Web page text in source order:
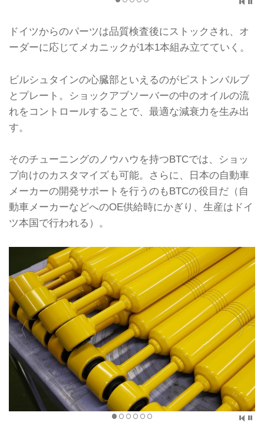
ドイツからのパーツは品質検査後にストックされ、オ
ーダーに応じてメカニックが1本1本組み立てていく。
ビルシュタインの心臓部といえるのがピストンバルブ
とプレート。ショックアブソーバーの中のオイルの流
れをコントロールすることで、最適な減衰力を生み出
す。
そのチューニングのノウハウを持つBTCでは、ショッ
プ向けのカスタマイズも可能。さらに、日本の自動車
メーカーの開発サポートを行うのもBTCの役目だ（自
動車メーカーなどへのOE供給時にかぎり、生産はドイ
ツ本国で行われる）。